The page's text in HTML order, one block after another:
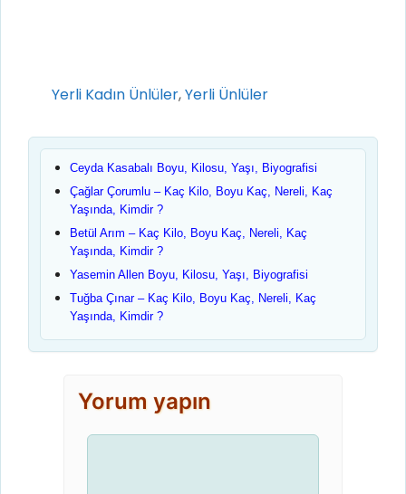
Kategoriler
Yerli Kadın Ünlüler,Yerli Ünlüler
Ceyda Kasabalı Boyu, Kilosu, Yaşı, Biyografisi
Çağlar Çorumlu – Kaç Kilo, Boyu Kaç, Nereli, Kaç
Yaşında, Kimdir ?
Betül Arım – Kaç Kilo, Boyu Kaç, Nereli, Kaç
Yaşında, Kimdir ?
Yasemin Allen Boyu, Kilosu, Yaşı, Biyografisi
Tuğba Çınar – Kaç Kilo, Boyu Kaç, Nereli, Kaç
Yaşında, Kimdir ?
Yorum yapın